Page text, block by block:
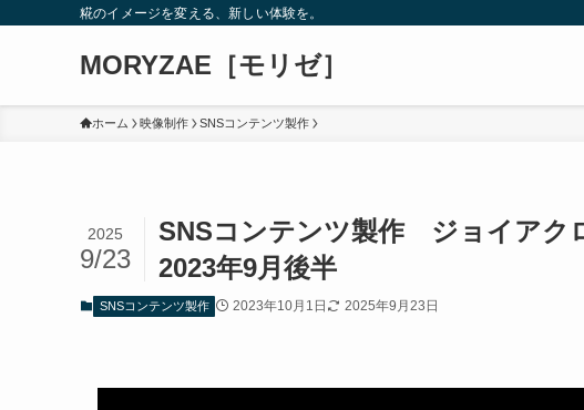
糀のイメージを変える、新しい体験を。
MORYZAE［モリゼ］
ホーム 映像制作 SNSコンテンツ製作
SNSコンテンツ製作 ジョイアク
2023年9月後半
2025
9/23
SNSコンテンツ製作 2023年10月1日 2025年9月23日